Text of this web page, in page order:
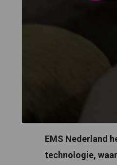
EMS Nederland
technologie,